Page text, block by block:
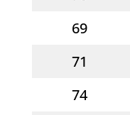
69
71
74